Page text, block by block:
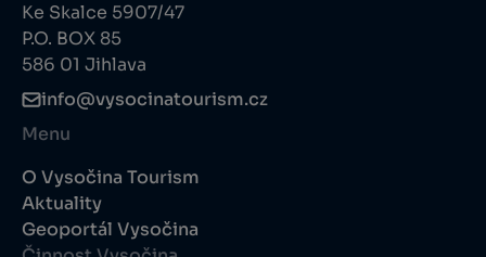
Ke Skalce 5907/47
P.O. BOX 85
586 01 Jihlava
info@vysocinatourism.cz
Menu
O Vysočina Tourism
Aktuality
Geoportál Vysočina